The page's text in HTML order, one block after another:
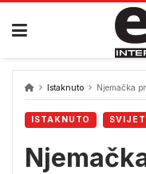
Skip
content
Istaknuto Njemačka
ISTAKNUTO SVIJET